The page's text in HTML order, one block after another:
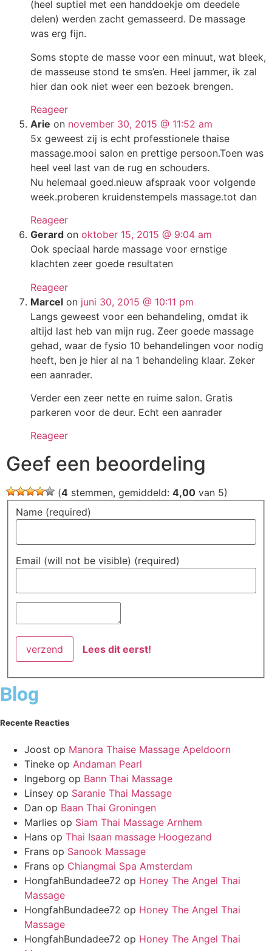
(heel suptiel met een handdoekje om deedele
delen) werden zacht gemasseerd. De massage
was erg fijn.
Soms stopte de masse voor een minuut, wat bleek,
de masseuse stond te sms’en. Heel jammer, ik zal
hier dan ook niet weer een bezoek brengen.
Reageer
Arie on november 30, 2015 @ 11:52 am
5x geweest zij is echt professtionele thaise
massage.mooi salon en prettige persoon.Toen was
heel veel last van de rug en schouders.
Nu helemaal goed.nieuw afspraak voor volgende
week.proberen kruidenstempels massage.tot dan
Reageer
Gerard on oktober 15, 2015 @ 9:04 am
Ook speciaal harde massage voor ernstige
klachten zeer goede resultaten
Reageer
Marcel on juni 30, 2015 @ 10:11 pm
Langs geweest voor een behandeling, omdat ik
altijd last heb van mijn rug. Zeer goede massage
gehad, waar de fysio 10 behandelingen voor nodig
heeft, ben je hier al na 1 behandeling klaar. Zeker
een aanrader.
Verder een zeer nette en ruime salon. Gratis
parkeren voor de deur. Echt een aanrader
Reageer
Geef een beoordeling
(4 stemmen, gemiddeld: 4,00 van 5)
Name (required)
Email (will not be visible) (required)
Lees dit eerst!
Blog
Recente Reacties
Joost op Manora Thaise Massage Apeldoorn
Tineke op Andaman Pearl
Ingeborg op Bann Thai Massage
Linsey op Saranie Thai Massage
Dan op Baan Thai Groningen
Marlies op Siam Thai Massage Arnhem
Hans op Thai Isaan massage Hoogezand
Frans op Sanook Massage
Frans op Chiangmai Spa Amsterdam
HongfahBundadee72 op Honey The Angel Thai
Massage
HongfahBundadee72 op Honey The Angel Thai
Massage
HongfahBundadee72 op Honey The Angel Thai